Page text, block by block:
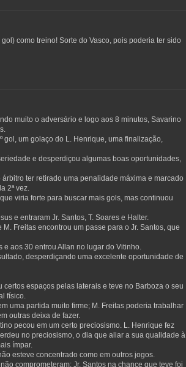
como treino! Sorte do Vasco, pois poderia ter sido
muito o adversário e logo aos 8 minutos, Savarino
gol, um golaço do L. Henrique, uma finalização,
e desperdiçou algumas boas oportunidades,
ter retirado uma penalidade máxima e marcado
2ª vez.
viria forte para buscar mais gols, mas continuou
e entraram Jr. Santos, T. Soares e Halter.
Freitas encontrou um passe para o Jr. Santos, que
aos 30 entrou Allan no lugar do Vitinho.
desperdiçando uma excelente oportunidade de
espaços pelas laterais e teve no Barboza o seu
físico.
uma partida muito firme; M. Freitas poderia trabalhar
outras deixa de fazer.
pecou em um certo preciosismo. L. Henrique fez
no preciosismo, o dia que aliar a sua qualidade à
ímpar.
esteve concentrado como em outros jogos.
comprometeram; Jr. Santos na chance que teve foi